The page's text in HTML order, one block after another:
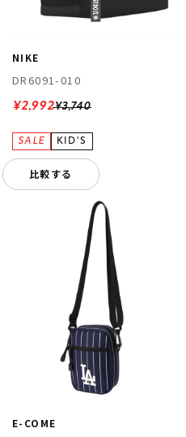
NIKE
DR6091-010
¥3,740
¥2,992
比較する
E-COME